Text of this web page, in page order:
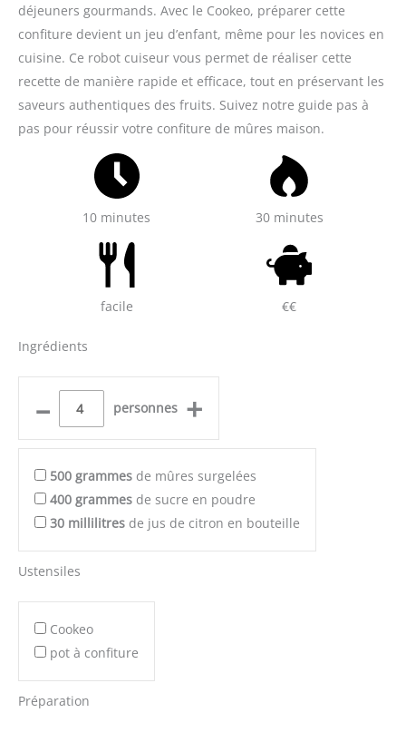
déjeuners gourmands. Avec le Cookeo, préparer cette
confiture devient un jeu d’enfant, même pour les novices en
cuisine. Ce robot cuiseur vous permet de réaliser cette
recette de manière rapide et efficace, tout en préservant les
saveurs authentiques des fruits. Suivez notre guide pas à
pas pour réussir votre confiture de mûres maison.
10 minutes 30 minutes
facile €€
Ingrédients
– personnes +
500 grammes de mûres surgelées
400 grammes de sucre en poudre
30 millilitres de jus de citron en bouteille
Ustensiles
Cookeo
pot à confiture
Préparation